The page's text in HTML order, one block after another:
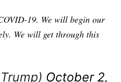
19. We will begin our
We will get through this
October 2,